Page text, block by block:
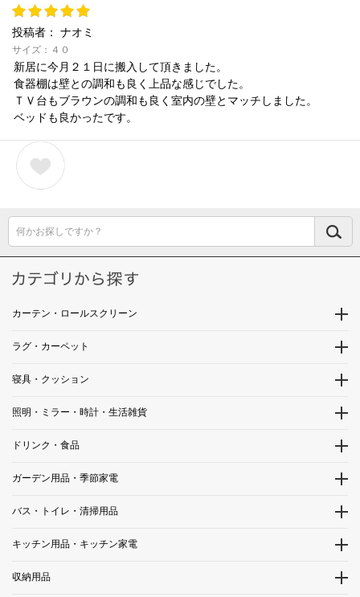
投稿者： ナオミ
サイズ：４０
新居に今月２１日に搬入して頂きました。
食器棚は壁との調和も良く上品な感じでした。
ＴＶ台もブラウンの調和も良く室内の壁とマッチしました。
ベッドも良かったです。
何かお探しですか？
カーテン・ロールスクリーン
ラグ・カーペット
寝具・クッション
照明・ミラー・時計・生活雑貨
ドリンク・食品
ガーデン用品・季節家電
バス・トイレ・清掃用品
キッチン用品・キッチン家電
収納用品